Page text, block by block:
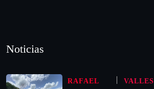
Noticias
RAFAEL
VALLES